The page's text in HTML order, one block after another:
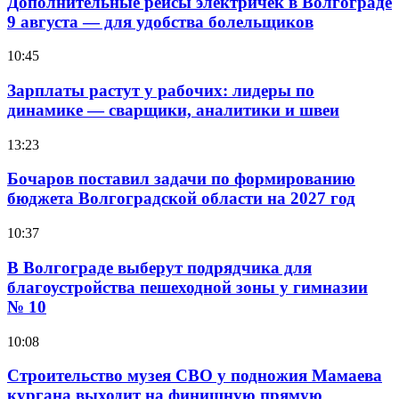
9 августа — для удобства болельщиков
10:45
Зарплаты растут у рабочих: лидеры по
динамике — сварщики, аналитики и швеи
13:23
Бочаров поставил задачи по формированию
бюджета Волгоградской области на 2027 год
10:37
В Волгограде выберут подрядчика для
благоустройства пешеходной зоны у гимназии
№ 10
10:08
Строительство музея СВО у подножия Мамаева
кургана выходит на финишную прямую